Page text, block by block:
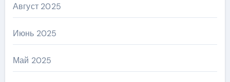
Август 2025
Июнь 2025
Май 2025